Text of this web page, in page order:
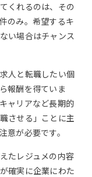
くれるのは、その
のみ。希望するキ
い場合はチャンス
人と転職したい個
報酬を得ていま
ャリアなど長期的
させる」ことに主
意が必要です。
たレジュメの内容
確実に企業にわた